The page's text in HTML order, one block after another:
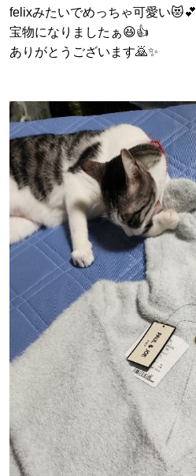
felixみたいでめっちゃ可愛い😻💕
宝物になりましたぁ😆👍
ありがとうございます🙇✨